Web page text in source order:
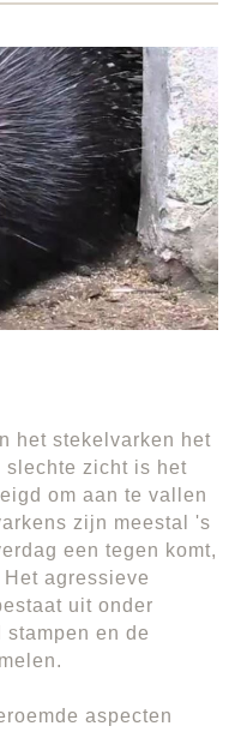
het stekelvarken het
zicht is het
om aan te vallen
zijn meestal 's
een tegen komt,
agressieve
uit onder
stampen en de
aspecten